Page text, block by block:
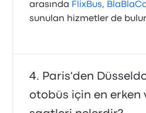
arasında FlixBus,
sunulan hizmetler de
Paris'den
otobüs için en erken